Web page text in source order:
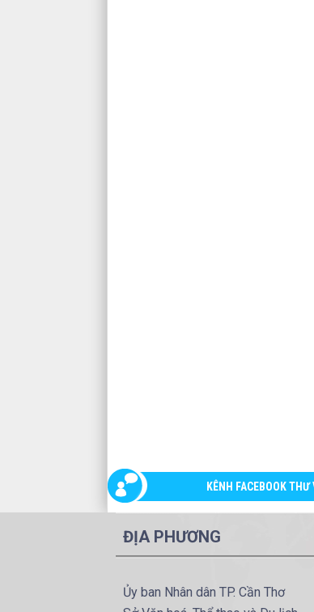
KÊNH FACEBOOK THƯ
ĐỊA PHƯƠNG
Ủy ban Nhân dân TP. Cần Thơ